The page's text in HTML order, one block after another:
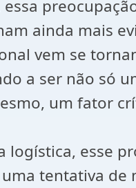
ainda mais
vem se
a ser não só
um fator
logística, esse
tentativa